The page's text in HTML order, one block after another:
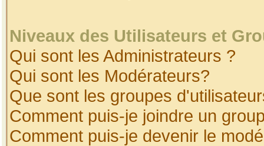
Niveaux des Utilisateurs et
Qui sont les Administrateurs ?
Qui sont les Modérateurs?
Que sont les groupes
Comment puis-je joindre un
Comment puis-je devenir le